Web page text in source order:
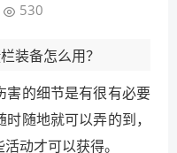
530
装备怎么用？
害的细节是有很有必要
随地就可以弄的到，
动才可以获得。